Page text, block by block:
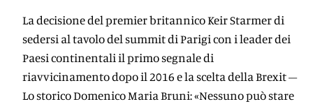
La decisione del premier britannico Keir Starmer di
sedersi al tavolo del summit di Parigi con i leader dei
Paesi continentali il primo segnale di
riavvicinamento dopo il 2016 e la scelta della Brexit –
Lo storico Domenico Maria Bruni: «Nessuno può stare